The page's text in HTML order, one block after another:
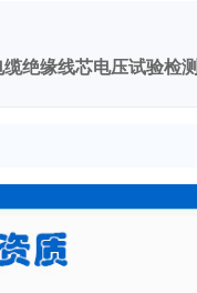
绝缘线芯电压试验检测